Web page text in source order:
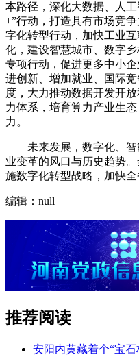
本路径，深化大数据、人
+”行动，打造具有市场竞
字化转型行动，加快工业
化，建设智慧城市、数字
专项行动，促进更多中小
进创新、增加就业、国际
度，大力推动数据开发开
力体系，培育算力产业生
力。
未来发展，数字化、智
业变革的风口与历史趋势
施数字化转型战略，加快
编辑：null
推荐阅读
安阳内黄藏着个“宝石